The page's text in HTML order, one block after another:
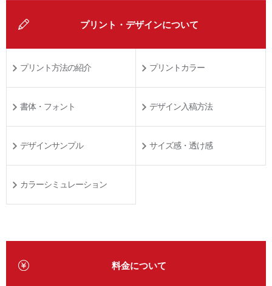
プリント・デザインについて
プリント方法の紹介 プリントカラー
書体・フォント デザイン入稿方法
デザインサンプル サイズ感・透け感
カラーシミュレーション
料金について